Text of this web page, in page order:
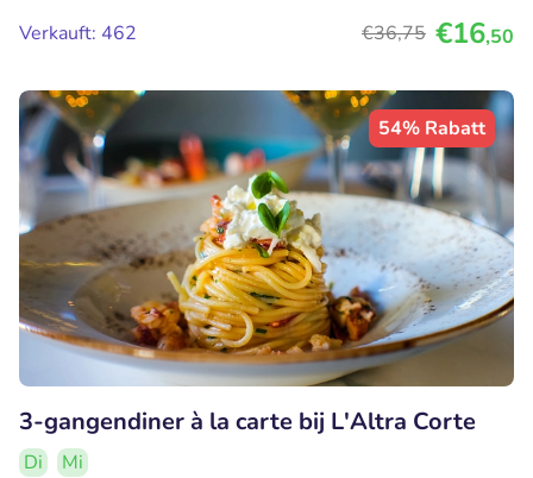
Verkauft: 462
€36,75 €16,50
54% Rabatt
3-gangendiner à la carte bij L'Altra Corte
Di
Mi